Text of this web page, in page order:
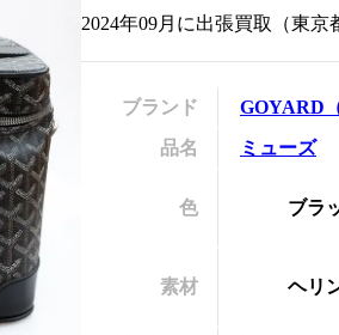
2024年09月 に出張買取 （東京
ブランド GOYARD
品名
ミューズ
色 ブラ
素材 ヘリ